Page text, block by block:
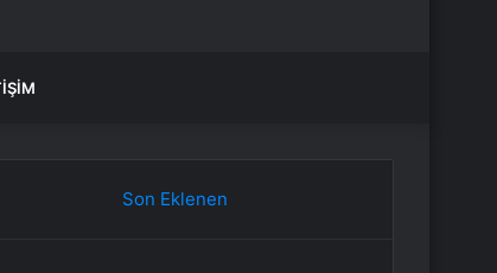
Son Eklenen